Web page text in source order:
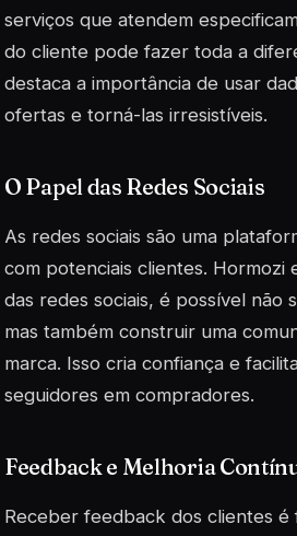
serviços que atendem
do cliente pode fazer toda a
destaca a importância de usar
ofertas e torná-las irresistíveis.
O Papel das Redes Sociais
As redes sociais são uma
com potenciais clientes. Hormozi
das redes sociais, é possível não
mas também construir uma
marca. Isso cria confiança e
seguidores em compradores.
Feedback e Melhoria
Receber feedback dos clientes é